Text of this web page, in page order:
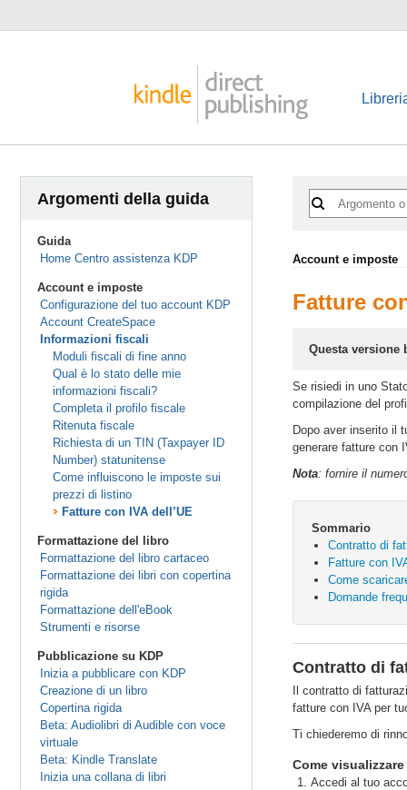
Argomenti della guida
Guida
Home Centro assistenza KDP
Account e imposte
Configurazione del tuo account KDP
Account CreateSpace
Informazioni fiscali
Moduli fiscali di fine anno
Qual è lo stato delle mie
informazioni fiscali?
Completa il profilo fiscale
Ritenuta fiscale
Richiesta di un TIN (Taxpayer ID
Number) statunitense
Come influiscono le imposte sui
prezzi di listino
Fatture con IVA dell’UE
Formattazione del libro
Formattazione del libro cartaceo
Formattazione dei libri con copertina
rigida
Formattazione dell'eBook
Strumenti e risorse
Pubblicazione su KDP
Inizia a pubblicare con KDP
Creazione di un libro
Copertina rigida
Beta: Audiolibri di Audible con voce
virtuale
Beta: Kindle Translate
Inizia una collana di libri
Account e imposte
Fatture
Questa
Se risiedi in uno
compilazione del
Dopo aver inserito il
generare fatture con
Nota: fornire il
Sommario
Contratto di
Fatture con
Come
Domande
Contratto di
Il contratto di
fatture con IVA per
Ti chiederemo di
Come
Accedi al tuo